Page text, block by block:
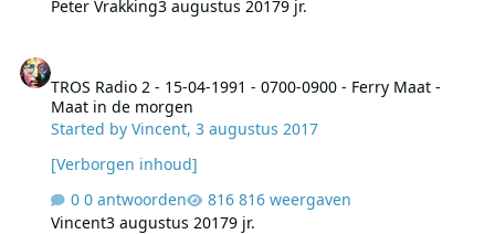
Peter Vrakking3 augustus 20179 jr.
TROS Radio 2 - 15-04-1991 - 0700-0900 - Ferry Maat -
Maat in de morgen
Started byVincent,3 augustus 2017
[Verborgen inhoud]
0 antwoorden
816 weergaven
Vincent3 augustus 20179 jr.